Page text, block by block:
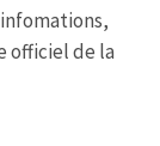
officiel de la